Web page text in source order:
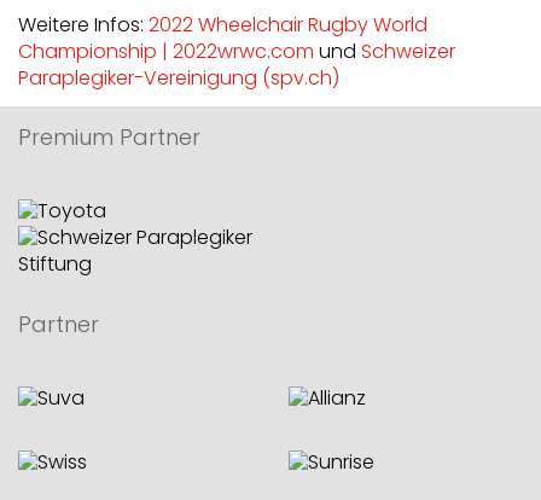
Weitere Infos: 2022 Wheelchair Rugby World
Championship | 2022wrwc.com und Schweizer
Paraplegiker-Vereinigung (spv.ch)
Premium Partner
Partner